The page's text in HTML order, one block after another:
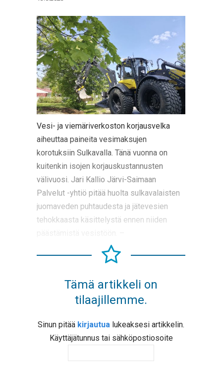
Vesi- ja viemäriverkoston korjausvelka
aiheuttaa paineita vesimaksujen
korotuksiin Sulkavalla. Tänä vuonna on
kuitenkin isojen korjauskustannusten
välivuosi. Jari Kallio Järvi-Saimaan
Palvelut -yhtiö pitää huolta sulkavalaisten
juomaveden puhtaudesta ja jätevesien
tehokkaasta käsittelystä ennen niiden
Tämä artikkeli on
tilaajillemme.
Sinun pitää kirjautua lukeaksesi artikkelin.
Käyttäjätunnus tai sähköpostiosoite